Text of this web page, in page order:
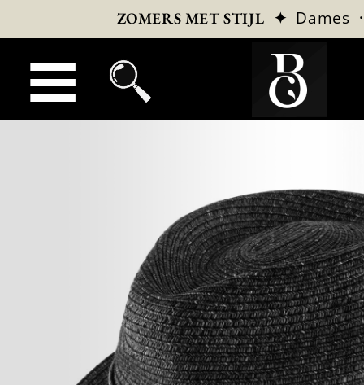
ZOMERS MET STIJL ✦ Dames